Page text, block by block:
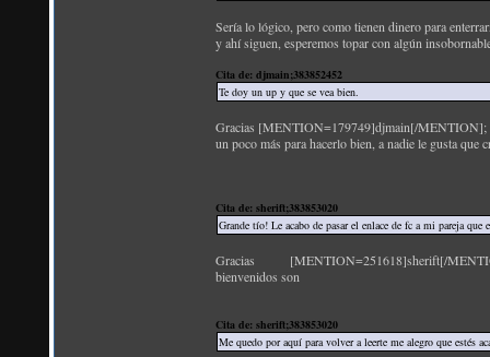
Sería lo lógico, pero como tienen dinero para
y ahí siguen, esperemos topar con algún
Cita de: djmain;383852452
Te doy un up y que se vea bien.
Gracias [MENTION=179749]djmain[/MENTION]; la
un poco más para hacerlo bien, a nadie le gusta
Cita de: sherift;383853020
Grande tío! Le acabo de pasar el enlace de fc a mi pareja que
Gracias [MENTION=251618]sherift[/MENTION];
bienvenidos son
Cita de: sherift;383853020
Me quedo por aquí para volver a leerte me alegro que estés